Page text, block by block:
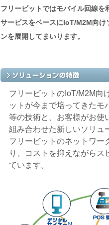
フリービットではモバイル回線を
サービスをベースにIoT/M2M向け
ンを展開してまいります。
フリービットのIoT/M2M向
ットが今まで培ってきた
等の技術と、お客様がお使
組み合わせた新しいソリュ
フリービットのネットワー
り、コストを抑えながら
ています。